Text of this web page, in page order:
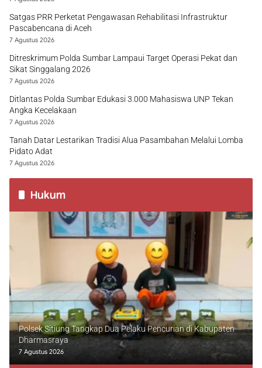
Satgas PRR Perketat Pengawasan Rehabilitasi Infrastruktur
Pascabencana di Aceh
7 Agustus 2026
Ditreskrimum Polda Sumbar Lampaui Target Operasi Pekat dan
Sikat Singgalang 2026
7 Agustus 2026
Ditlantas Polda Sumbar Edukasi 3.000 Mahasiswa UNP Tekan
Angka Kecelakaan
7 Agustus 2026
Tanah Datar Lestarikan Tradisi Alua Pasambahan Melalui Lomba
Pidato Adat
7 Agustus 2026
Hukum
Polsek Sitiung Tangkap Dua Pelaku Pencurian di Kabupaten
Dharmasraya
7 Agustus 2026